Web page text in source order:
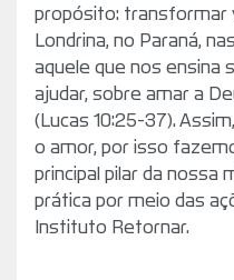
propósito: transformar
Londrina, no Paraná,
aquele que nos ensina
ajudar, sobre amar a
(Lucas 10:25-37).
o amor, por isso
principal pilar da nossa
prática por meio das
Instituto Retornar.